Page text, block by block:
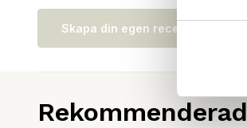
Skapa din egen recension
Rekommenderad